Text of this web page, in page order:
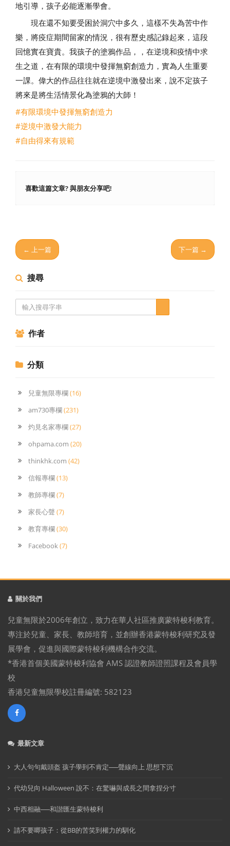
地引導，孩子必能逐漸學會。
現在還不知要受困於洞穴中多久，這樣不失為苦中作
樂，將疫症期間留家的情況，很有歷史感記錄起來，這段
回憶實在寶貴。我孩子的塗鴉作品，，在逆境和疫情中求
生之道，在有限的環境中發揮無窮創造力，實為人生重要
一課。偉大的作品往往就在逆境中激發出來，說不定孩子
將來是將生活情景化為塗鴉的大師！
#有限環境中發揮無窮創造力
#逆境中激發大能力
#自由得來有規範
喜歡這篇文章? 與朋友分享吧!
← 上一篇 下一篇 →
搜尋
作者
分類
兒童無限專欄(16)
am730專欄(231)
灼見名家專欄(27)
ohpama.com (20)
thinkhk.com (42)
信報專欄(13)
教師專欄(7)
家長心聲 (7)
教育專欄(30)
Facebook(7)
關於我們
兒童無限於2006年創立，致力在華人社區推廣蒙特梭利教育。
專注於兒童、家長、教師培育，並創辦香港蒙特梭利研究及發
展學會，促進與國際蒙特梭利機構合作交流。
*香港首個美國蒙特梭利協會 AMS 認證教師證照課程及會員學
校
香港兒童無限學校註冊編號: 582123
最新文章
大人句句戴頭盔 孩子學到不肯定──聲線向上 思想下沉
代幼兒向 Halloween 說不：在驚嚇與成長之間拿捏分寸
中西相融──和諧匯生蒙特梭利
請不要唧孩子：從BB的苦笑到權力的馴化